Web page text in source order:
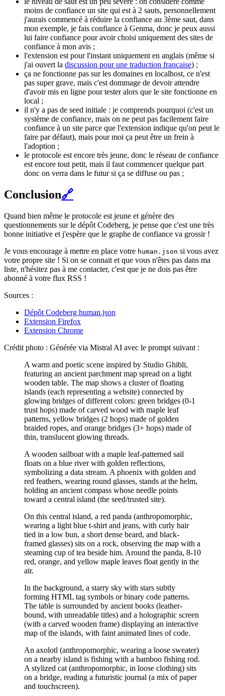
moins de confiance un site qui est à 2 sauts, personnellement
j'aurais commencé à réduire la confiance au 3ème saut, dans
mon exemple, je fais confiance à Genma, donc je peux aussi
lui faire confiance pour avoir choisi uniquement des sites de
confiance à mon avis ;
l'extension est pour l'instant uniquement en anglais (même si
j'ai ouvert la discussion pour une traduction française) ;
ça ne fonctionne pas sur les domaines en localhost, ce n'est
pas super grave, mais c'est dommage de devoir attendre
d'avoir mis en ligne pour tester alors que le site fonctionne en
local ;
il n'y a pas de seed initiale : je comprends pourquoi (c'est un
système de confiance, mais on ne peut pas facilement faire
confiance à un site parce que l'extension indique qu'on peut le
faire par défaut), mais pour moi ça peut être un frein à
l'adoption ;
le protocole est encore très jeune, donc le réseau de confiance
est encore tout petit, mais il faut commencer quelque part
donc on verra dans le futur si ça se diffuse ou pas ;
Conclusion🔗
Quand bien même le protocole est jeune et génère des
questionnements sur le dépôt Codeberg, je pense que c'est une très
bonne initiative et j'espère que le graphe de confiance va grossir !
Je vous encourage à mettre en place votre human.json si vous avez
votre propre site ! Si on se connait et que vous n'êtes pas dans ma
liste, n'hésitez pas à me contacter, c'est que je ne dois pas être
abonné à votre flux RSS !
Sources :
Dépôt Codeberg human.json
Extension Firefox
Extension Chrome
Crédit photo : Générée via Mistral AI avec le prompt suivant :
A warm and poetic scene inspired by Studio Ghibli,
featuring an ancient parchment map spread on a light
wooden table. The map shows a cluster of floating
islands (each representing a website) connected by
glowing bridges of different colors: green bridges (0-1
trust hops) made of carved wood with maple leaf
patterns, yellow bridges (2 hops) made of golden
braided ropes, and orange bridges (3+ hops) made of
thin, translucent glowing threads.
A wooden sailboat with a maple leaf-patterned sail
floats on a blue river with golden reflections,
symbolizing a data stream. A phoenix with golden and
red feathers, wearing round glasses, stands at the helm,
holding an ancient compass whose needle points
toward a central island (the seed/trusted site).
On this central island, a red panda (anthropomorphic,
wearing a light blue t-shirt and jeans, with curly hair
tied in a low bun, a short dense beard, and black-
framed glasses) sits on a rock, observing the map with a
steaming cup of tea beside him. Around the panda, 8-10
red, orange, and yellow maple leaves float gently in the
air.
In the background, a starry sky with stars subtly
forming HTML tag symbols or binary code patterns.
The table is surrounded by ancient books (leather-
bound, with unreadable titles) and a holographic screen
(with a carved wooden frame) displaying an interactive
map of the islands, with faint animated lines of code.
An axolotl (anthropomorphic, wearing a loose sweater)
on a nearby island is fishing with a bamboo fishing rod.
A stylized cat (anthropomorphic, in loose clothing) sits
on a bridge, reading a futuristic journal (a mix of paper
and touchscreen).